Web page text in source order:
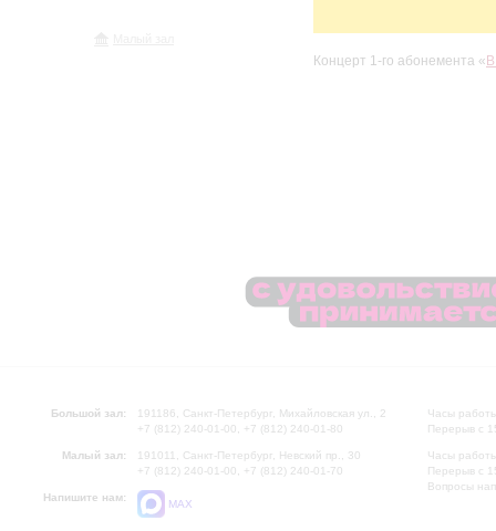
Концерт 1-го абонемента «
Большой зал:
191186, Санкт-Петербург, Михайловская ул., 2
+7 (812) 240-01-00, +7 (812) 240-01-80
Малый зал:
191011, Санкт-Петербург, Невский пр., 30
+7 (812) 240-01-00, +7 (812) 240-01-70
Напишите нам:
MAX
Часы
Перерыв с
Часы
Перерыв с
Вопросы